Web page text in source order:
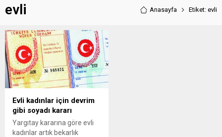
evli Anasayfa Etiket: evli
Evli kadınlar için devrim
gibi soyadı kararı
Yargıtay kararına göre evli
kadınlar artık bekarlık